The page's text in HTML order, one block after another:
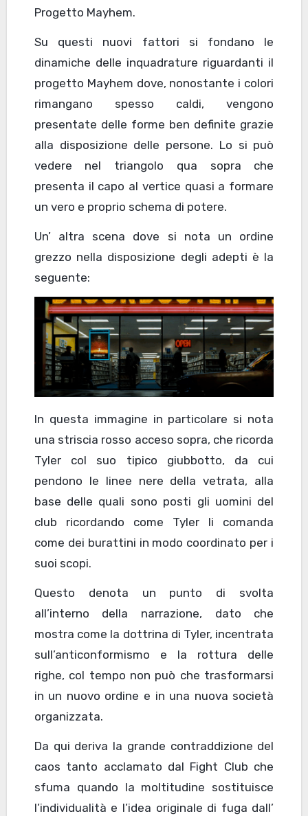
Progetto Mayhem.
Su questi nuovi fattori si fondano le
dinamiche delle inquadrature riguardanti il
progetto Mayhem dove, nonostante i colori
rimangano spesso caldi, vengono
presentate delle forme ben definite grazie
alla disposizione delle persone. Lo si può
vedere nel triangolo qua sopra che
presenta il capo al vertice quasi a formare
un vero e proprio schema di potere.
Un’ altra scena dove si nota un ordine
grezzo nella disposizione degli adepti è la
seguente:
In questa immagine in particolare si nota
una striscia rosso acceso sopra, che ricorda
Tyler col suo tipico giubbotto, da cui
pendono le linee nere della vetrata, alla
base delle quali sono posti gli uomini del
club ricordando come Tyler li comanda
come dei burattini in modo coordinato per i
suoi scopi.
Questo denota un punto di svolta
all’interno della narrazione, dato che
mostra come la dottrina di Tyler, incentrata
sull’anticonformismo e la rottura delle
righe, col tempo non può che trasformarsi
in un nuovo ordine e in una nuova società
organizzata.
Da qui deriva la grande contraddizione del
caos tanto acclamato dal Fight Club che
sfuma quando la moltitudine sostituisce
l’individualità e l’idea originale di fuga dall’